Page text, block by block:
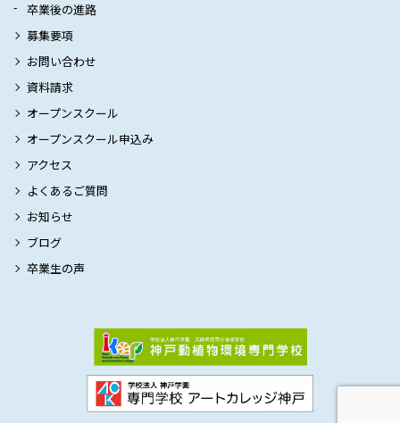
卒業後の進路
募集要項
お問い合わせ
資料請求
オープンスクール
オープンスクール申込み
アクセス
よくあるご質問
お知らせ
ブログ
卒業生の声